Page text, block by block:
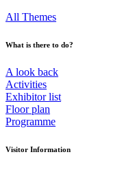
All Themes
What is there to do?
A look back
Activities
Exhibitor list
Floor plan
Programme
Visitor Information